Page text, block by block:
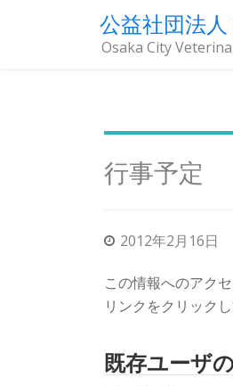
公益社団法
Osaka City
行事予定
2012年2月16日
この情報へのアク
リンクをクリックし
既存ユーザ